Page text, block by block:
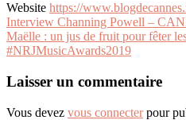
Website https://
Navigation
de
Interview Channing Powell –
Maëlle : un jus de fruit pour fêter
#NRJMusicAwards2019
Laisser un commentaire
Vous devez vous connecterpour